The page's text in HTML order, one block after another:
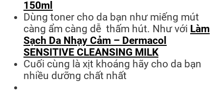
150ml
Dùng toner cho da bạn như miếng mút
càng ẩm càng dễ thấm hút. Như với Làm
Sạch Da Nhạy Cảm – Dermacol
SENSITIVE CLEANSING MILK
Cuối cùng là xịt khoáng hãy cho da bạn
nhiều dưỡng chất nhất